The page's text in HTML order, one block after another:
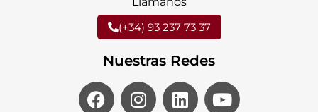
(+34) 93 237 73 37
Nuestras Redes